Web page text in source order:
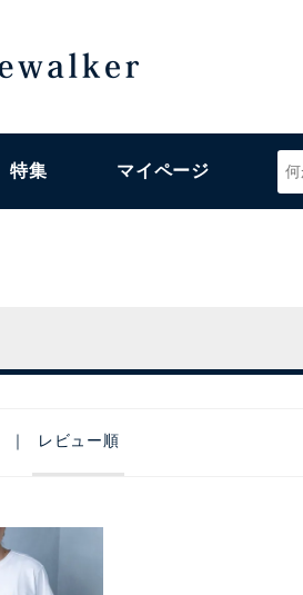
特集 マイページ
レビュー順